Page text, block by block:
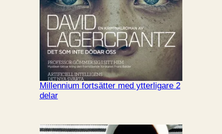
Millennium fortsätter med ytterligare 2
delar